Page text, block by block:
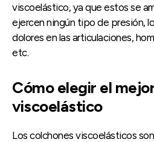
viscoelástico, ya que estos se
ejercen ningún tipo de presión,
dolores en las articulaciones,
etc.
Cómo elegir el
viscoelástico
Los colchones viscoelásticos